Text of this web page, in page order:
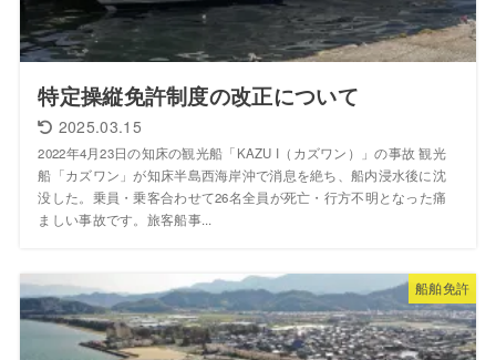
特定操縦免許制度の改正について
2025.03.15
2022年4月23日の知床の観光船「KAZU I（カズワン）」の事故 観光
船「カズワン」が知床半島西海岸沖で消息を絶ち、船内浸水後に沈
没した。乗員・乗客合わせて26名全員が死亡・行方不明となった痛
ましい事故です。旅客船事...
船舶免許